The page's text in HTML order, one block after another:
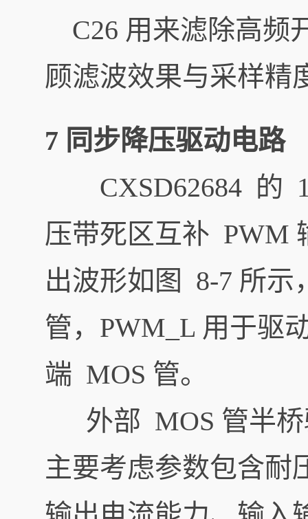
C26 用来滤除高频
顾滤波效果与采样精
7 同步降压驱动电路
CXSD62684 的
压带死区互补 PWM
出波形如图 8-7 所示
管，PWM_L 用于驱
端 MOS 管。
外部 MOS 管半桥
主要考虑参数包含耐